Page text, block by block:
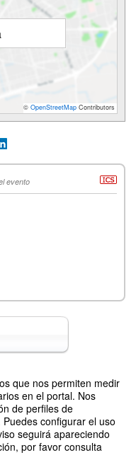
que nos permiten medir
en el portal. Nos
de perfiles de
configurar el uso
seguirá apareciendo
por favor consulta
© OpenStreetMap Contributors
evento
en tu sitio